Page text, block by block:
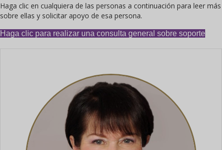
Haga clic en cualquiera de las personas a continuación para leer más
sobre ellas y solicitar apoyo de esa persona.
Haga clic para realizar una consulta general sobre soporte